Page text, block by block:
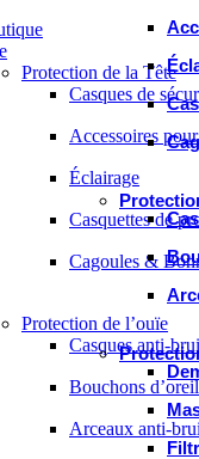
Protection de la Tête
Casques de
Accessoires
Éclairage
Casquettes de
Cagoules &
Protection de l’ouïe
Casques anti-
Bouchons
Arceaux anti-